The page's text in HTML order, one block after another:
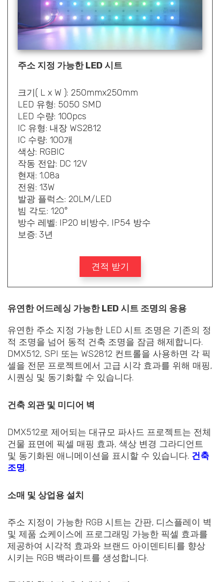
주소 지정 가능한 LED 시트
크기( L x W ): 250mmx250mm
LED 유형: 5050 SMD
LED 수량: 100pcs
IC 유형: 내장 WS2812
IC 수량: 100개
색상: RGBIC
작동 전압: DC 12V
현재: 1.08a
전원: 13W
발광 플럭스: 20LM/LED
빔 각도: 120°
방수 레벨: IP20 비방수, IP54 방수
보증: 3년
견적 받기
유연한 어드레싱 가능한 LED 시트 조명의 응용
유연한 주소 지정 가능한 LED 시트 조명은 기존의 정
적 조명을 넘어 동적 건축 조명을 잠금 해제합니다.
DMX512, SPI 또는 WS2812 컨트롤을 사용하면 각 픽
셀을 전문 프로젝트에서 고급 시각 효과를 위해 매핑,
시퀀싱 및 동기화할 수 있습니다.
건축 외관 및 미디어 벽
DMX512로 제어되는 대규모 파사드 프로젝트는 전체
건물 표면에 픽셀 매핑 효과, 색상 변경 그라디언트
및 동기화된 애니메이션을 표시할 수 있습니다. 건축
조명.
소매 및 상업용 설치
주소 지정이 가능한 RGB 시트는 간판, 디스플레이 벽
및 제품 쇼케이스에 프로그래밍 가능한 픽셀 효과를
제공하여 시각적 효과와 브랜드 아이덴티티를 향상
시키는 RGB 백라이트를 생성합니다.